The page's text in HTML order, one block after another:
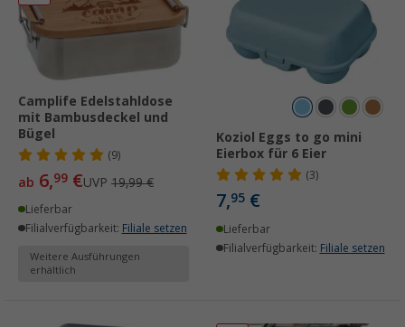
Camplife Edelstahldose
mit Bambusdeckel und
Bügel
(9)
ab 6,99 €UVP 19,99 €
Lieferbar
Filialverfügbarkeit: Filiale setzen
Weitere Ausführungen
erhältlich
Koziol Eggs to go mini
Eierbox für 6 Eier
(3)
7,95 €
Lieferbar
Filialverfügbarkeit: Filiale setzen